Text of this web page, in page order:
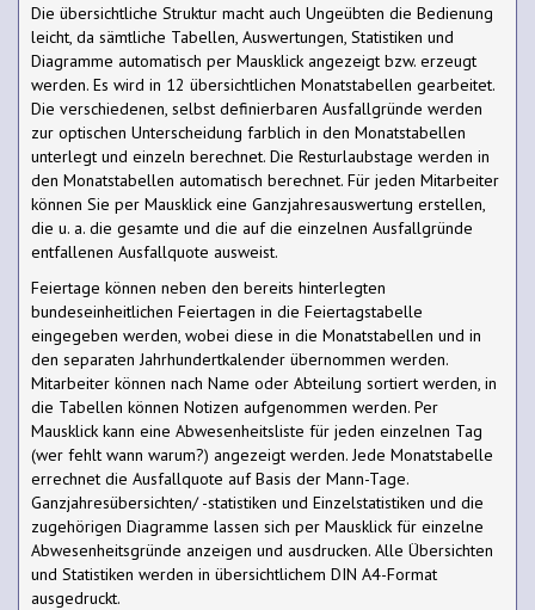
Die übersichtliche Struktur macht auch Ungeübten die Bedienung
leicht, da sämtliche Tabellen, Auswertungen, Statistiken und
Diagramme automatisch per Mausklick angezeigt bzw. erzeugt
werden. Es wird in 12 übersichtlichen Monatstabellen gearbeitet.
Die verschiedenen, selbst definierbaren Ausfallgründe werden
zur optischen Unterscheidung farblich in den Monatstabellen
unterlegt und einzeln berechnet. Die Resturlaubstage werden in
den Monatstabellen automatisch berechnet. Für jeden Mitarbeiter
können Sie per Mausklick eine Ganzjahresauswertung erstellen,
die u. a. die gesamte und die auf die einzelnen Ausfallgründe
entfallenen Ausfallquote ausweist.
Feiertage können neben den bereits hinterlegten
bundeseinheitlichen Feiertagen in die Feiertagstabelle
eingegeben werden, wobei diese in die Monatstabellen und in
den separaten Jahrhundertkalender übernommen werden.
Mitarbeiter können nach Name oder Abteilung sortiert werden, in
die Tabellen können Notizen aufgenommen werden. Per
Mausklick kann eine Abwesenheitsliste für jeden einzelnen Tag
(wer fehlt wann warum?) angezeigt werden. Jede Monatstabelle
errechnet die Ausfallquote auf Basis der Mann-Tage.
Ganzjahresübersichten/ -statistiken und Einzelstatistiken und die
zugehörigen Diagramme lassen sich per Mausklick für einzelne
Abwesenheitsgründe anzeigen und ausdrucken. Alle Übersichten
und Statistiken werden in übersichtlichem DIN A4-Format
ausgedruckt.